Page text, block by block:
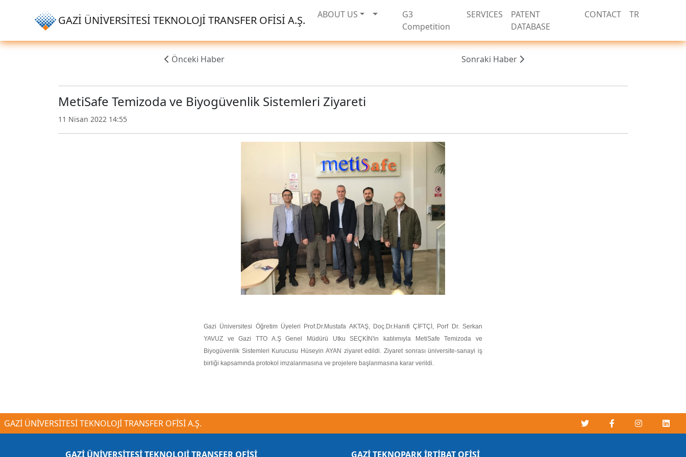
GAZİ ÜNİVERSİTESİ TEKNOLOJİ TRANSFER OFİSİ A.Ş. ABOUT US
G3
Competition
SERVICES
PATENT
DATABASE
CONTACT TR
Önceki Haber Sonraki Haber
MetiSafe Temizoda ve Biyogüvenlik Sistemleri Ziyareti
11 Nisan 2022 14:55
Gazi Üniversitesi Öğretim Üyeleri Prof.Dr.Mustafa AKTAŞ, Doç.Dr.Hanifi ÇİFTÇİ, Porf Dr. Serkan
YAVUZ ve Gazi TTO A.Ş Genel Müdürü Utku SEÇKİN'in katılımıyla MetiSafe Temizoda ve
Biyogüvenlik Sistemleri Kurucusu Hüseyin AYAN ziyaret edildi. Ziyaret sonrası üniversite-sanayi iş
birliği kapsamında protokol imzalanmasına ve projelere başlanmasına karar verildi.
GAZİ ÜNİVERSİTESİ TEKNOLOJİ TRANSFER OFİSİ A.Ş.
GAZİ ÜNİVERSİTESİ TEKNOLOJİ TRANSFER OFİSİ GAZİ TEKNOPARK İRTİBAT OFİSİ